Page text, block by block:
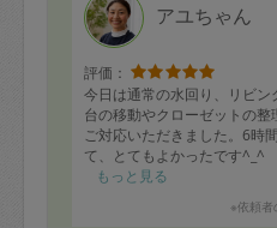
アユちゃん
評価：
今日は通常の水回り、リビ
台の移動やクローゼットの
ご対応いただきました。6時
て、とてもよかったです^_^
もっと見る
※依頼者